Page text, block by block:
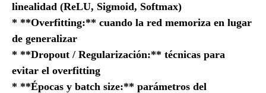
linealidad (ReLU, Sigmoid, Softmax)
* **Overfitting:** cuando la red memoriza en lugar
de generalizar
* **Dropout / Regularización:** técnicas para
evitar el overfitting
* **Épocas y batch size:** parámetros del